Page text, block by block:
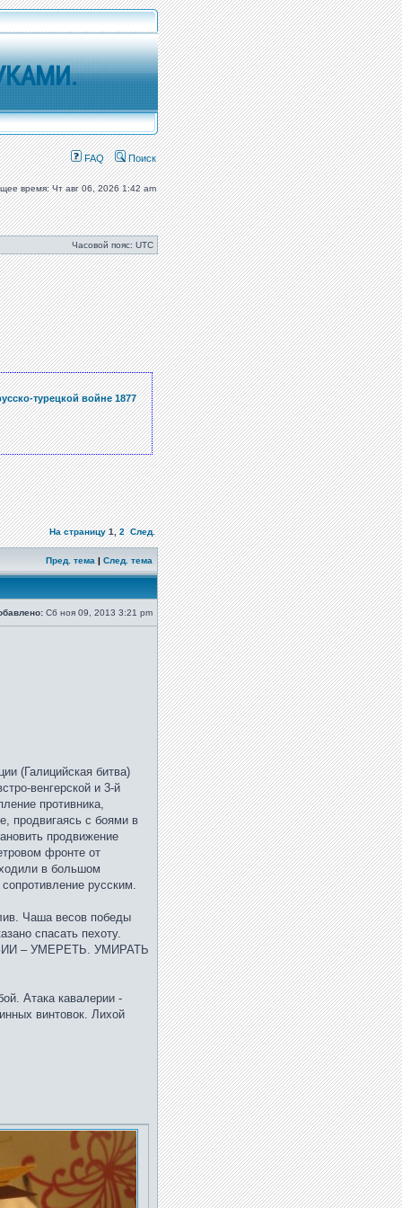
FAQ Поиск
время: Чт авг 06, 2026 1:42 am
Часовой пояс: UTC
турецкой войне 1877
На страницу 1,2 След.
Пред. тема | След. тема
Сб ноя 09, 2013 3:21 pm
(Галицийская битва)
венгерской и 3-й
противника,
продвигаясь с боями в
продвижение
фронте от
в большом
русским.
Чаша весов победы
спасать пехоту.
– УМЕРЕТЬ. УМИРАТЬ
Атака кавалерии -
винтовок. Лихой